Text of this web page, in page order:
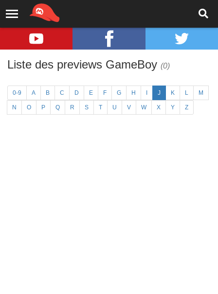
Liste des previews GameBoy (0)
0-9 A B C D E F G H J K L M
N O P Q R S T U V W X Y Z